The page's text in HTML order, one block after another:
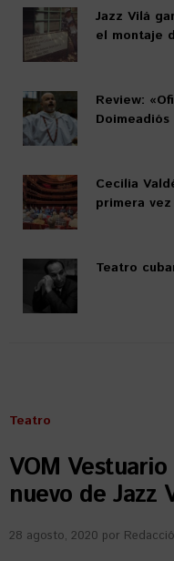
Jazz Vilá
el montaje
Review:
Doimeadiós
Cecilia
primera
Teatro
Teatro
VOM
nuevo de Jazz
28 agosto, 2020 por